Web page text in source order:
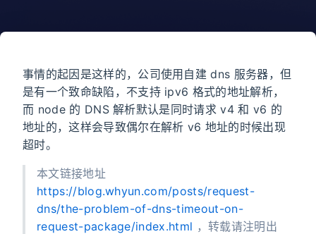
事情的起因是这样的，公司使用自建 dns 服务器，但
是有一个致命缺陷，不支持 ipv6 格式的地址解析，
而 node 的 DNS 解析默认是同时请求 v4 和 v6 的
地址的，这样会导致偶尔在解析 v6 地址的时候出现
超时。
本文链接地址
https://blog.whyun.com/posts/request-
dns/the-problem-of-dns-timeout-on-
request-package/index.html ，转载请注明出